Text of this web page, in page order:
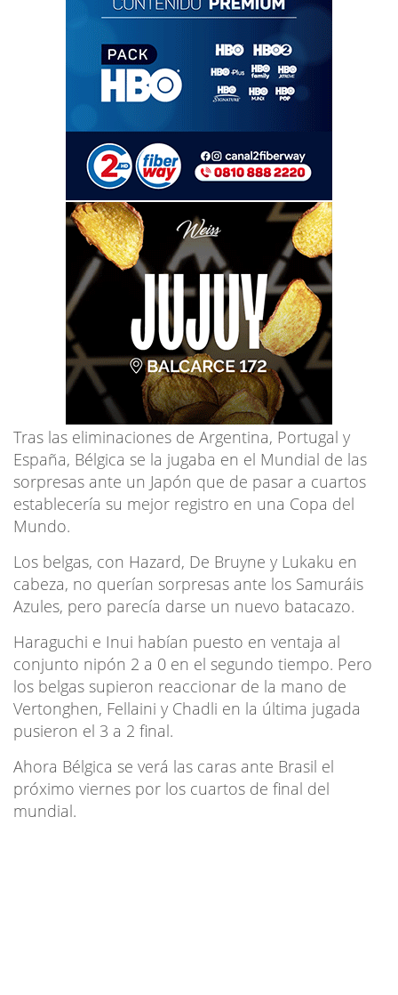
Tras las eliminaciones de Argentina, Portugal y
España, Bélgica se la jugaba en el Mundial de las
sorpresas ante un Japón que de pasar a cuartos
establecería su mejor registro en una Copa del
Mundo.
Los belgas, con Hazard, De Bruyne y Lukaku en
cabeza, no querían sorpresas ante los Samuráis
Azules, pero parecía darse un nuevo batacazo.
Haraguchi e Inui habían puesto en ventaja al
conjunto nipón 2 a 0 en el segundo tiempo. Pero
los belgas supieron reaccionar de la mano de
Vertonghen, Fellaini y Chadli en la última jugada
pusieron el 3 a 2 final.
Ahora Bélgica se verá las caras ante Brasil el
próximo viernes por los cuartos de final del
mundial.